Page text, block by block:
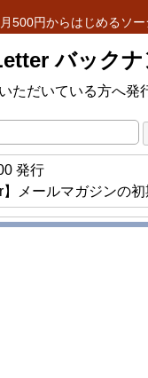
月500円からはじめるソ
バックナ
ただいている方へ発
発行
】メールマガジンの